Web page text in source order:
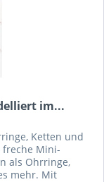
im...
Ketten und
freche Mini-
als Ohrringe,
mehr. Mit